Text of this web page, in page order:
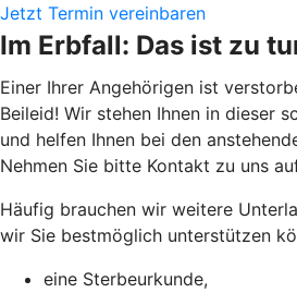
Jetzt Termin vereinbaren
Im Erbfall: Das ist zu
Einer Ihrer Angehörigen ist
Beileid! Wir stehen Ihnen in dieser
und helfen Ihnen bei den
Nehmen Sie bitte Kontakt zu uns
Häufig brauchen wir weitere
wir Sie bestmöglich unterstützen
eine Sterbeurkunde,